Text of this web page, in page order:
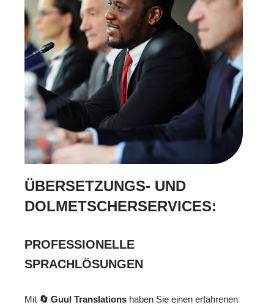
ÜBERSETZUNGS- UND
DOLMETSCHERSERVICES:
PROFESSIONELLE
SPRACHLÖSUNGEN
Mit 🔄 Guul Translations haben Sie einen erfahrenen